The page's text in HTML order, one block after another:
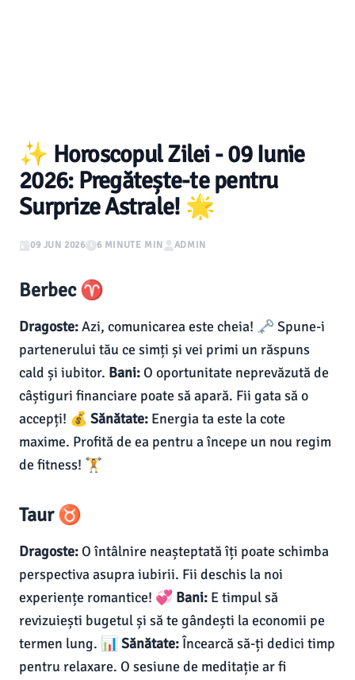
✨ Horoscopul Zilei - 09 Iunie
2026: Pregătește-te pentru
Surprize Astrale! 🌟
09 JUN 2026 6 MINUTE MIN ADMIN
Berbec ♈
Dragoste:Azi, comunicarea este cheia! 🗝️ Spune-i
partenerului tău ce simți și vei primi un răspuns
cald și iubitor. Bani: O oportunitate neprevăzută de
câștiguri financiare poate să apară. Fii gata să o
accepți! 💰 Sănătate: Energia ta este la cote
maxime. Profită de ea pentru a începe un nou regim
de fitness! 🏋️
Taur ♉
Dragoste: O întâlnire neașteptată îți poate schimba
perspectiva asupra iubirii. Fii deschis la noi
experiențe romantice! 💞 Bani: E timpul să
revizuiești bugetul și să te gândești la economii pe
termen lung. 📊 Sănătate:Încearcă să-ți dedici timp
pentru relaxare. O sesiune de meditație ar fi